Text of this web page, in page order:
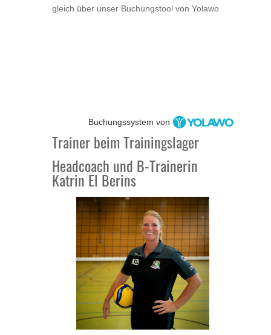
gleich über unser Buchungstool von Yolawo
Buchungssystem von
Trainer beim Trainingslager
Headcoach und B-Trainerin
Katrin El Berins